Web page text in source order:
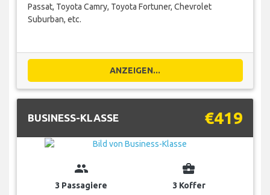
Passat, Toyota Camry, Toyota Fortuner, Chevrolet
Suburban, etc.
ANZEIGEN...
BUSINESS-KLASSE €419
group
3 Passagiere
business_center
3 Koffer